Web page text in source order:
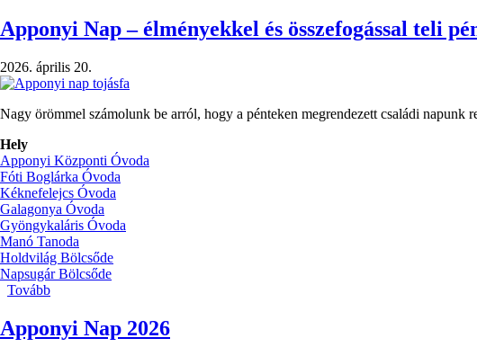
Apponyi Nap – élményekkel és összefogással teli
2026. április 20.
Nagy örömmel számolunk be arról, hogy a pénteken megrendezett családi napunk
Hely
Apponyi Központi Óvoda
Fóti Boglárka Óvoda
Kéknefelejcs Óvoda
Galagonya Óvoda
Gyöngykaláris Óvoda
Manó Tanoda
Holdvilág Bölcsőde
Napsugár Bölcsőde
Tovább
–
élményekkel
Apponyi Nap 2026